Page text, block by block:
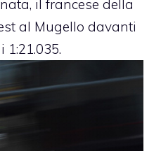
il francese della
al Mugello davanti